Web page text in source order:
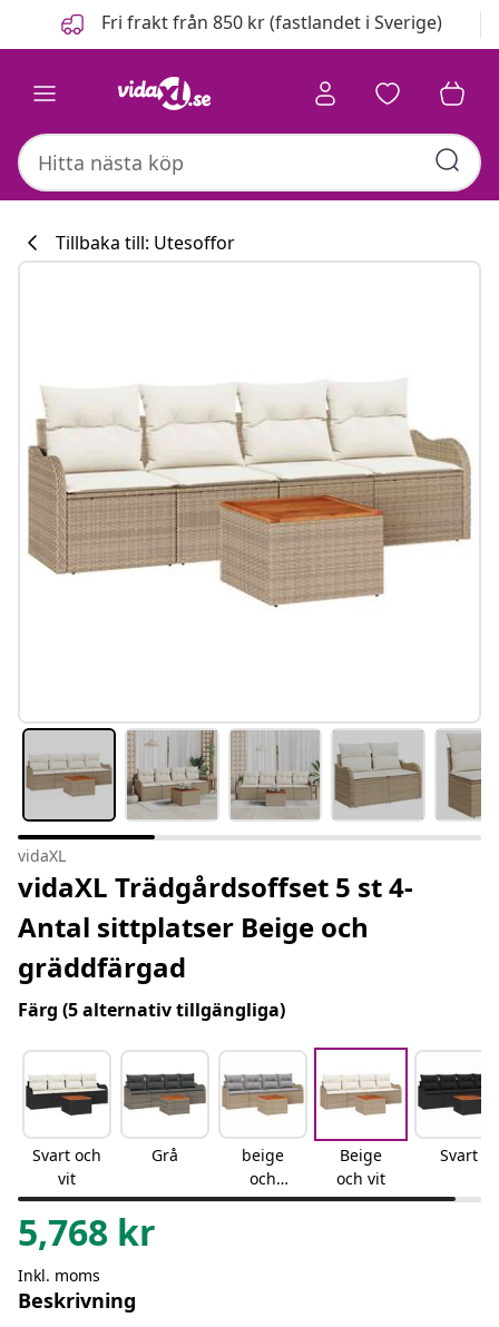
FöregåendeFri frakt från 850 kr (fastlandet i Sverige)
Tillbaka till: Utesoffor
vidaXL
vidaXL Trädgårdsoffset 5 st 4-
Antal sittplatser Beige och
gräddfärgad
Färg (5 alternativ tillgängliga)
Svart och
vit
Grå
beige
och
ljusgrå
Beige
och vit
Svart
5,768 kr
Inkl. moms
Beskrivning